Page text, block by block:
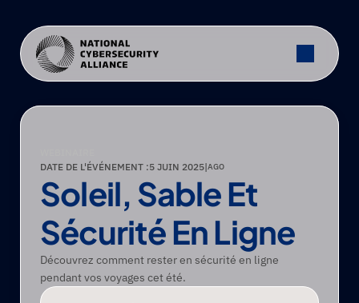
DATE DE L'ÉVÉNEMENT :5 JUIN 2025|AGO
Soleil, Sable Et
Sécurité En Ligne
Découvrez comment rester en sécurité en ligne
pendant vos voyages cet été.